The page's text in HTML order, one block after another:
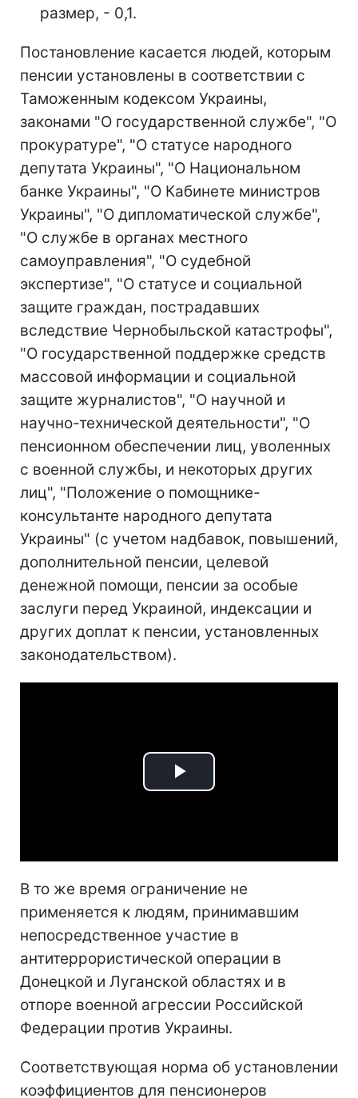
размер, - 0,1.
Постановление касается людей, которым
пенсии установлены в соответствии с
Таможенным кодексом Украины,
законами "О государственной службе", "О
прокуратуре", "О статусе народного
депутата Украины", "О Национальном
банке Украины", "О Кабинете министров
Украины", "О дипломатической службе",
"О службе в органах местного
самоуправления", "О судебной
экспертизе", "О статусе и социальной
защите граждан, пострадавших
вследствие Чернобыльской катастрофы",
"О государственной поддержке средств
массовой информации и социальной
защите журналистов", "О научной и
научно-технической деятельности", "О
пенсионном обеспечении лиц, уволенных
с военной службы, и некоторых других
лиц", "Положение о помощнике-
консультанте народного депутата
Украины" (с учетом надбавок, повышений,
дополнительной пенсии, целевой
денежной помощи, пенсии за особые
заслуги перед Украиной, индексации и
других доплат к пенсии, установленных
законодательством).
Play
В то же время ограничение не
применяется к людям, принимавшим
непосредственное участие в
антитеррористической операции в
Донецкой и Луганской областях и в
отпоре военной агрессии Российской
Федерации против Украины.
Соответствующая норма об установлении
коэффициентов для пенсионеров